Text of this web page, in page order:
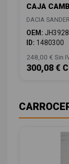
CAJA
DACIA
OEM: JH3928
ID: 1480300
248,00 € Sin
300,08 €